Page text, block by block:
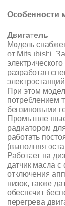
Особенности
Двигатель
Модель
от Mitsubishi.
разработан
При этом
потреблением
бензиновыми
Промышленные
радиатором
работать
(выполняя
Работает на
датчик масла с
отключения
низок, также
обеспечит
перегрева